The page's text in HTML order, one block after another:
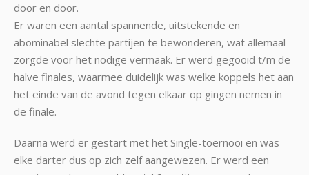
door en door.
Er waren een aantal spannende, uitstekende en
abominabel slechte partijen te bewonderen, wat allemaal
zorgde voor het nodige vermaak. Er werd gegooid t/m de
halve finales, waarmee duidelijk was welke koppels het aan
het einde van de avond tegen elkaar op gingen nemen in
de finale.
Daarna werd er gestart met het Single-toernooi en was
elke darter dus op zich zelf aangewezen. Er werd een